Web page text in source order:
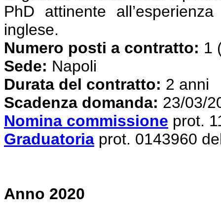
PhD attinente
inglese.
Numero posti a contratto: 1
Sede: Napoli
Durata del contratto: 2 anni
Scadenza domanda: 23/03/
Nomina commissione prot.
Graduatoria prot. 0143960
Anno 2020